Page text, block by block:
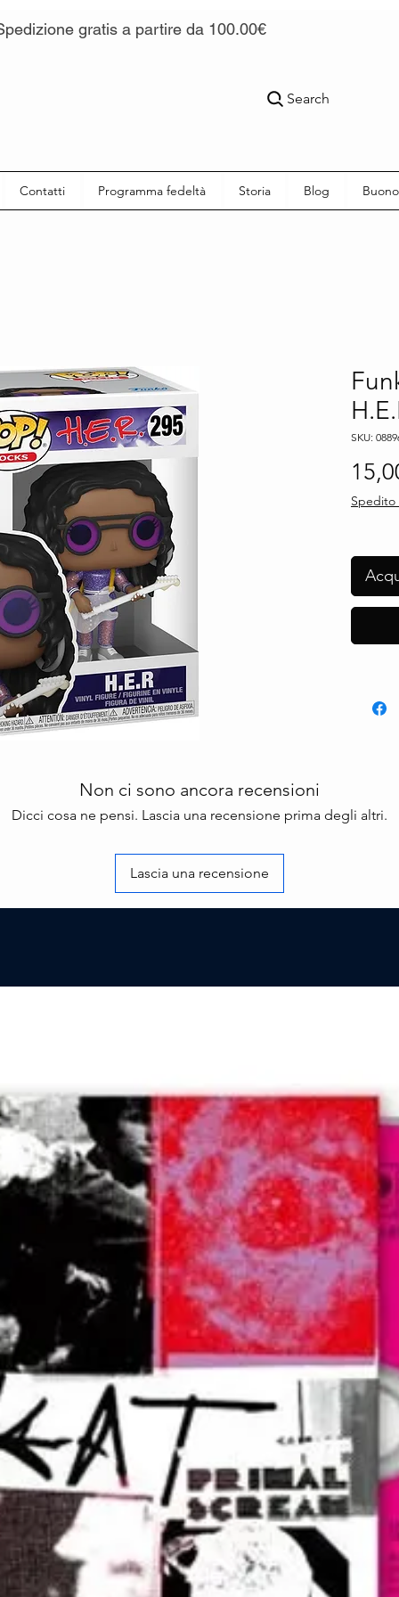
gratis a partire da 100.00€
Search
Contatti Programma fedeltà Storia Blog
SKU:
Spedito
Non ci sono ancora recensioni
Dicci cosa ne pensi. Lascia una recensione prima degli altri.
Lascia una recensione